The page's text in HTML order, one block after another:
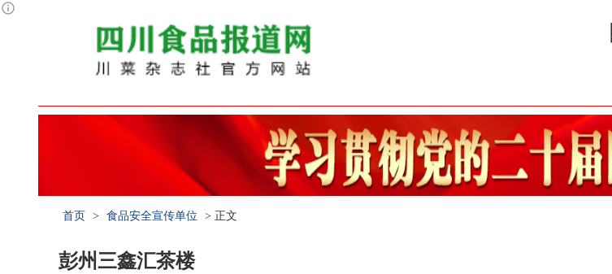
首页 > 食品安全宣传单位 > 正文
彭州三鑫汇茶楼